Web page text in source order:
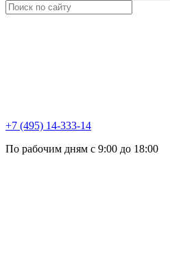
+7 (495) 14-333-14
По рабочим дням с 9:00 до 18:00